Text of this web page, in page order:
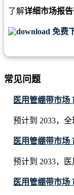
了解详细市场报告
免费
常见问题
医用管绷带市场
预计到 2033，
医用管绷带市场
预计到 2033，
医用管绷带市场